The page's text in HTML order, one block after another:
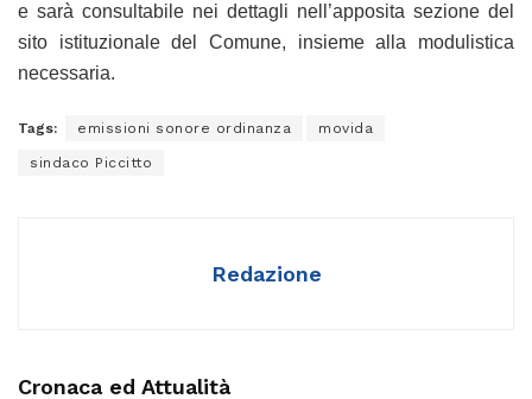
e sarà consultabile nei dettagli nell’apposita sezione del
sito istituzionale del Comune, insieme alla modulistica
necessaria.
Tags: emissioni sonore ordinanza movida
sindaco Piccitto
Redazione
Cronaca ed Attualità